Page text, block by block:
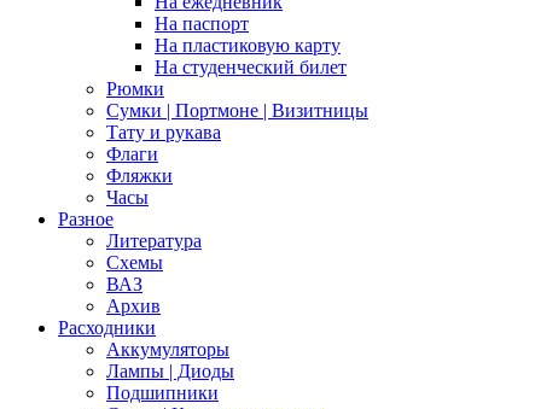
На паспорт
На пластиковую карту
На студенческий билет
Рюмки
Сумки | Портмоне | Визитницы
Тату и рукава
Флаги
Фляжки
Часы
Разное
Литература
Схемы
ВАЗ
Архив
Расходники
Аккумуляторы
Лампы | Диоды
Подшипники